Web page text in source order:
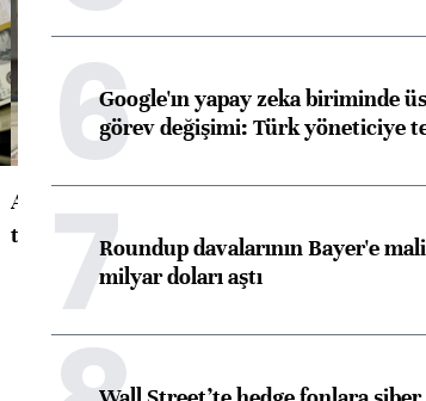
ABD'de konut başlangıçları
toparlandı
6Google'ın yapay zeka biriminde
görev değişimi: Türk yöneticiye
7Roundup davalarının Bayer'e
milyar doları aştı